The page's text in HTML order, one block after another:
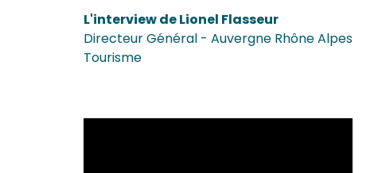
L'interview de Lionel Flasseur
Directeur Général - Auvergne Rhône Alpes
Tourisme